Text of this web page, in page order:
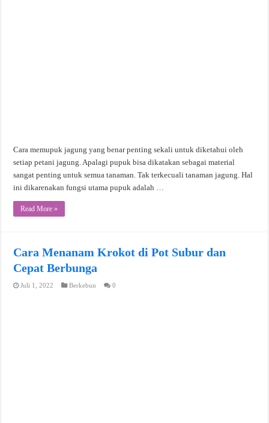
Cara memupuk jagung yang benar penting sekali untuk diketahui oleh
setiap petani jagung. Apalagi pupuk bisa dikatakan sebagai material
sangat penting untuk semua tanaman. Tak terkecuali tanaman jagung. Hal
ini dikarenakan fungsi utama pupuk adalah …
Read More »
Cara Menanam Krokot di Pot Subur dan
Cepat Berbunga
Juli 1, 2022 Berkebun 0